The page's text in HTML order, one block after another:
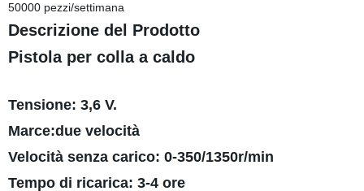
50000 pezzi/settimana
Descrizione del Prodotto
Pistola per colla a caldo
Tensione: 3,6 V.
Marce:due velocità
Velocità senza carico: 0-350/1350r/min
Tempo di ricarica: 3-4 ore